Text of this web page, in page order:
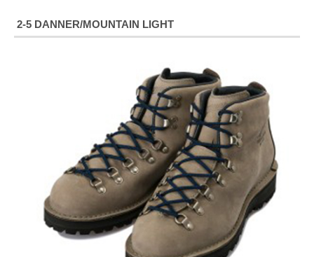
2-5 DANNER/MOUNTAIN LIGHT